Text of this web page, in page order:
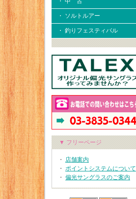
・ ソルトルアー
・ 釣りフェスティバル
▼ フリーページ
・ 店舗案内
・ ポイントシステムについて
・ 偏光サングラスのご案内